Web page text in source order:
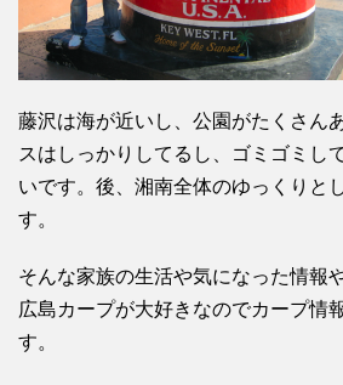
藤沢は海が近いし、公園がたくさん
スはしっかりしてるし、ゴミゴミし
いです。後、湘南全体のゆっくりと
す。
そんな家族の生活や気になった情報や
広島カープが大好きなのでカープ情
す。